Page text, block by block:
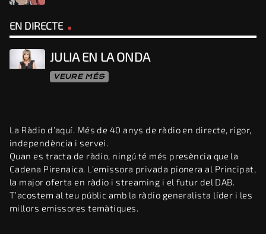
EN DIRECTE
JULIA EN LA ONDA
VEURE MÉS
La Ràdio d’aquí. Més de 40 anys de ràdio en directe, rigor,
independència i servei.
Quan es tracta de ràdio, ningú té més presència que la
Cadena Pirenaica. L’emissora privada pionera al Principat,
la major oferta en ràdio i streaming i el futur del DAB.
T’acostem al teu públic amb la ràdio generalista líder i les
millors emissores temàtiques.